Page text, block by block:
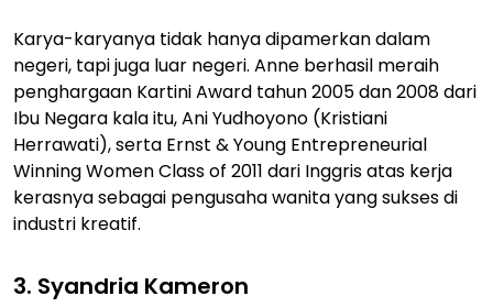
Karya-karyanya tidak hanya dipamerkan dalam
negeri, tapi juga luar negeri. Anne berhasil meraih
penghargaan Kartini Award tahun 2005 dan 2008 dari
Ibu Negara kala itu, Ani Yudhoyono (Kristiani
Herrawati), serta Ernst & Young Entrepreneurial
Winning Women Class of 2011 dari Inggris atas kerja
kerasnya sebagai pengusaha wanita yang sukses di
industri kreatif.
3. Syandria Kameron